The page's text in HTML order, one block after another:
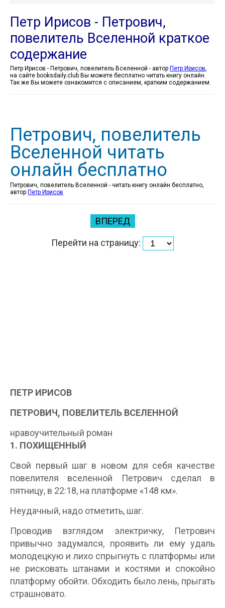
Петр Ирисов - Петрович,
повелитель Вселенной краткое
содержание
Петр Ирисов - Петрович, повелитель Вселенной - автор Петр Ирисов,
на сайте booksdaily.club Вы можете бесплатно читать книгу онлайн.
Так же Вы можете ознакомится с описанием, кратким содержанием.
Петрович, повелитель
Вселенной читать
онлайн бесплатно
Петрович, повелитель Вселенной - читать книгу онлайн бесплатно,
автор Петр Ирисов
ВПЕРЕД
Перейти на страницу:
ПЕТР ИРИСОВ
ПЕТРОВИЧ, ПОВЕЛИТЕЛЬ ВСЕЛЕННОЙ
нравоучительный роман
1. ПОХИЩЕННЫЙ
Свой первый шаг в новом для себя качестве
повелителя вселенной Петрович сделал в
пятницу, в 22:18, на платформе «148 км».
Неудачный, надо отметить, шаг.
Проводив взглядом электричку, Петрович
привычно задумался, проявить ли ему удаль
молодецкую и лихо спрыгнуть с платформы или
не рисковать штанами и костями и спокойно
платформу обойти. Обходить было лень, прыгать
страшновато.